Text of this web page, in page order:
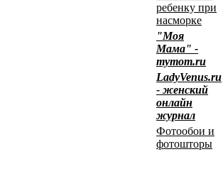
ребенку при
насморке
"Моя
Мама" -
mymom.ru
LadyVenus.ru
- женский
онлайн
журнал
Фотообои и
фотошторы